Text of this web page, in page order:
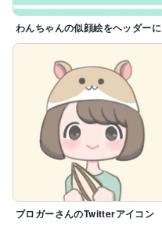
わんちゃんの似顔絵をヘッダーに
ブロガーさんのTwitterアイコン